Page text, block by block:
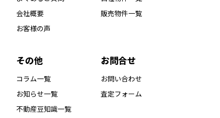
会社概要
お客様の声
販売物件一覧
その他
コラム一覧
お知らせ一覧
不動産豆知識一覧
お問合せ
お問い合わせ
査定フォーム